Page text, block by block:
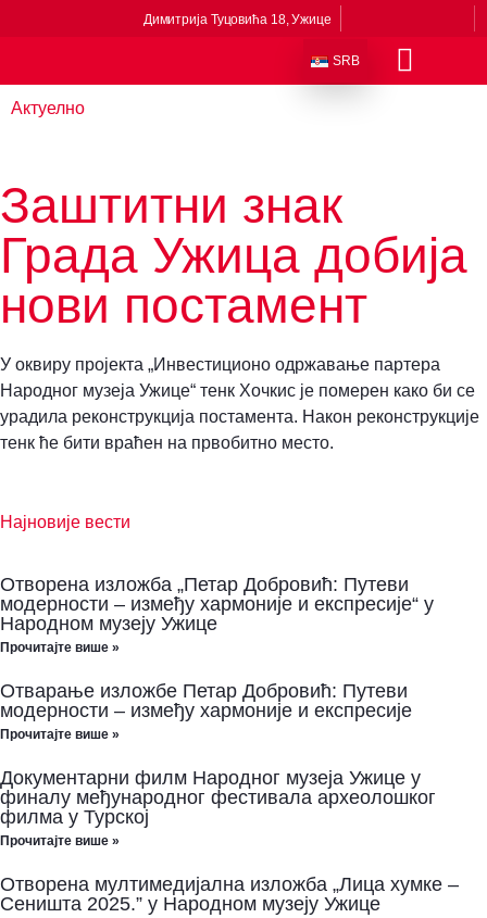
Димитрија Туцовића 18, Ужице
SRB
Актуелно
Заштитни знак
Града Ужица добија
нови постамент
У оквиру пројекта „Инвестиционо одржавање партера
Народног музеја Ужице“ тенк Хочкис је померен како би се
урадила реконструкција постамента. Након реконструкције
тенк ће бити враћен на првобитно место.
Најновије вести
Отворена изложба „Петар Добровић: Путеви
модерности – између хармоније и експресије“ у
Народном музеју Ужице
Прочитајте више »
Отварање изложбе Петар Добровић: Путеви
модерности – између хармоније и експресије
Прочитајте више »
Документарни филм Народног музеја Ужице у
финалу међународног фестивала археолошког
филма у Турској
Прочитајте више »
Отворена мултимедијална изложба „Лица хумке –
Сеништа 2025.” у Народном музеју Ужице